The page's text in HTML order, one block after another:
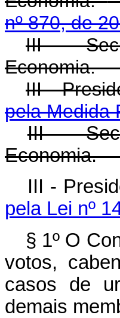
nº 870, de
III -
III -
pela Medida
III -
III -
pela Lei nº
§ 1º O
votos,
casos de
demais